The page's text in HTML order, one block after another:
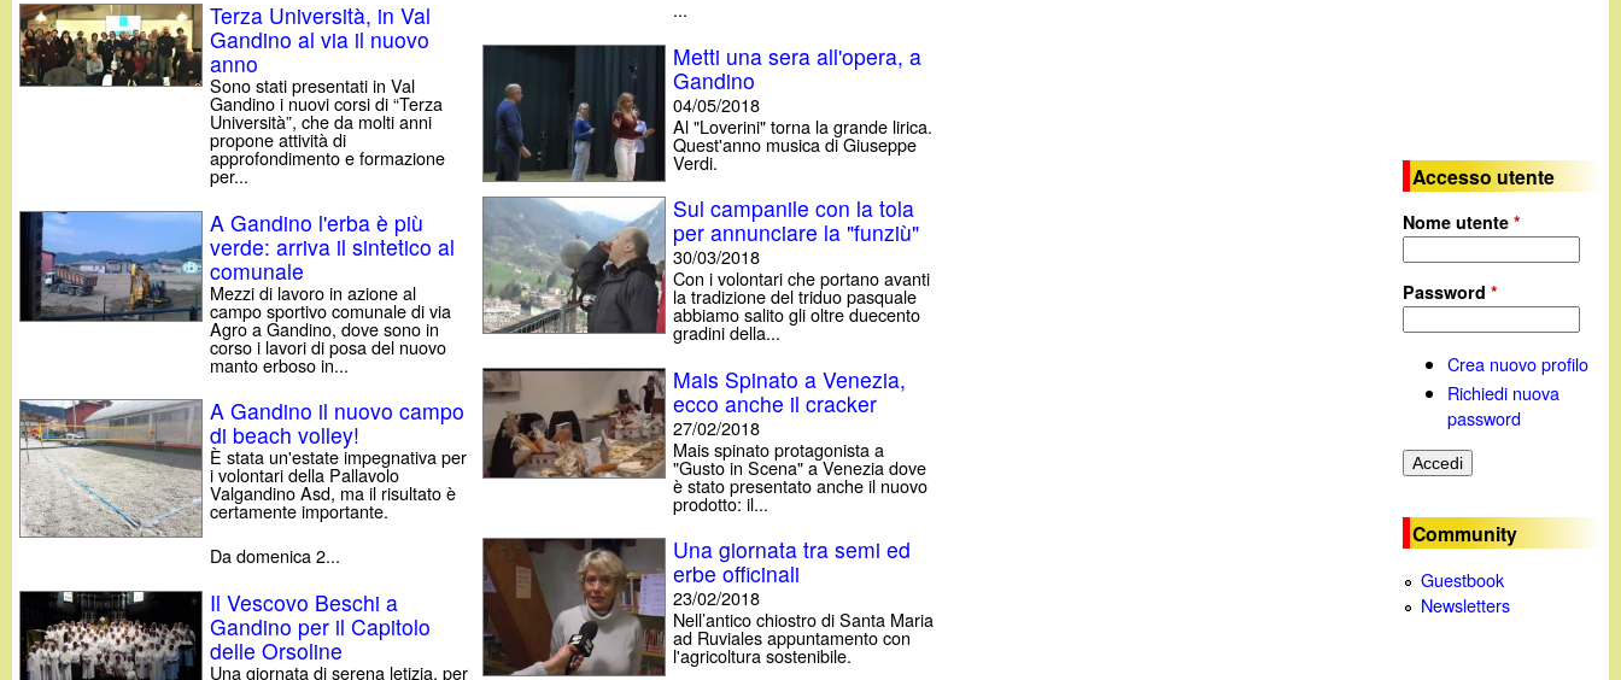
Terza Università, in Val
Gandino al via il nuovo
anno
Sono stati presentati in Val
Gandino i nuovi corsi di “Terza
Università”, che da molti anni
propone attività di
approfondimento e formazione
per...
A Gandino l'erba è più
verde: arriva il sintetico al
comunale
Mezzi di lavoro in azione al
campo sportivo comunale di via
Agro a Gandino, dove sono in
corso i lavori di posa del nuovo
manto erboso in...
A Gandino il nuovo campo
di beach volley!
È stata un'estate impegnativa per
i volontari della Pallavolo
Valgandino Asd, ma il risultato è
certamente importante.
Da domenica 2...
Il Vescovo Beschi a
Gandino per il Capitolo
delle Orsoline
Una giornata di serena letizia, per
...
Metti una sera all'opera, a
Gandino
04/05/2018
Al "Loverini" torna la grande lirica.
Quest'anno musica di Giuseppe
Verdi.
Sul campanile con la tola
per annunciare la "funziù"
30/03/2018
Con i volontari che portano avanti
la tradizione del triduo pasquale
abbiamo salito gli oltre duecento
gradini della...
Mais Spinato a Venezia,
ecco anche il cracker
27/02/2018
Mais spinato protagonista a
"Gusto in Scena" a Venezia dove
è stato presentato anche il nuovo
prodotto: il...
Una giornata tra semi ed
erbe officinali
23/02/2018
Nell’antico chiostro di Santa Maria
ad Ruviales appuntamento con
l'agricoltura sostenibile.
Accesso utente
Nome utente*
Password*
Crea nuovo profilo
Richiedi nuova
password
Community
Guestbook
Newsletters